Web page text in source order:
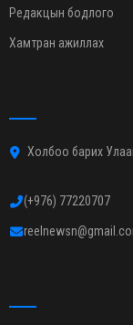
Редакцын бодлого
Хамтран ажиллах
Холбоо барих
(+976) 77220707